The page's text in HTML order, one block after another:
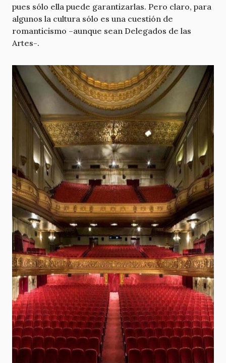
pues sólo ella puede garantizarlas. Pero claro, para
algunos la cultura sólo es una cuestión de
romanticismo –aunque sean Delegados de las
Artes-.